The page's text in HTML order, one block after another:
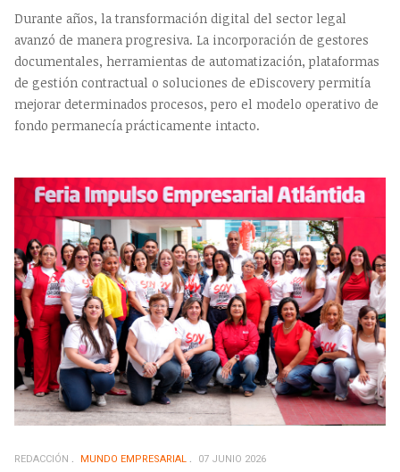
Durante años, la transformación digital del sector legal
avanzó de manera progresiva. La incorporación de gestores
documentales, herramientas de automatización, plataformas
de gestión contractual o soluciones de eDiscovery permitía
mejorar determinados procesos, pero el modelo operativo de
fondo permanecía prácticamente intacto.
REDACCIÓN MUNDO EMPRESARIAL 07 JUNIO 2026